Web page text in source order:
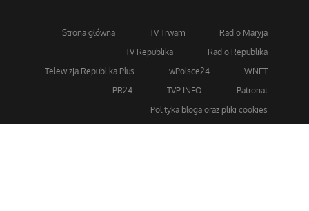
Strona główna TV Trwam
Radio Maryja
TV Republika
Radio Republika
Telewizja Republika Plus
wPolsce24
WNET
PR24
TVP INFO
Patronat
Polityka bloga oraz pliki cookies